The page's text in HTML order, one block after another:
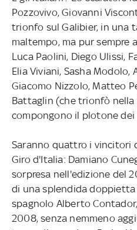
Pozzovivo, Giovanni
trionfo sul Galibier, in una
maltempo, ma pur sempre
Luca Paolini, Diego Ulissi,
Elia Viviani, Sasha Modolo,
Giacomo Nizzolo, Matteo
Battaglin (che trionfò nella
compongono il plotone dei
Saranno quattro i vincitori
Giro d'Italia: Damiano
sorpresa nell'edizione del
di una splendida
spagnolo Alberto
2008, senza nemmeno